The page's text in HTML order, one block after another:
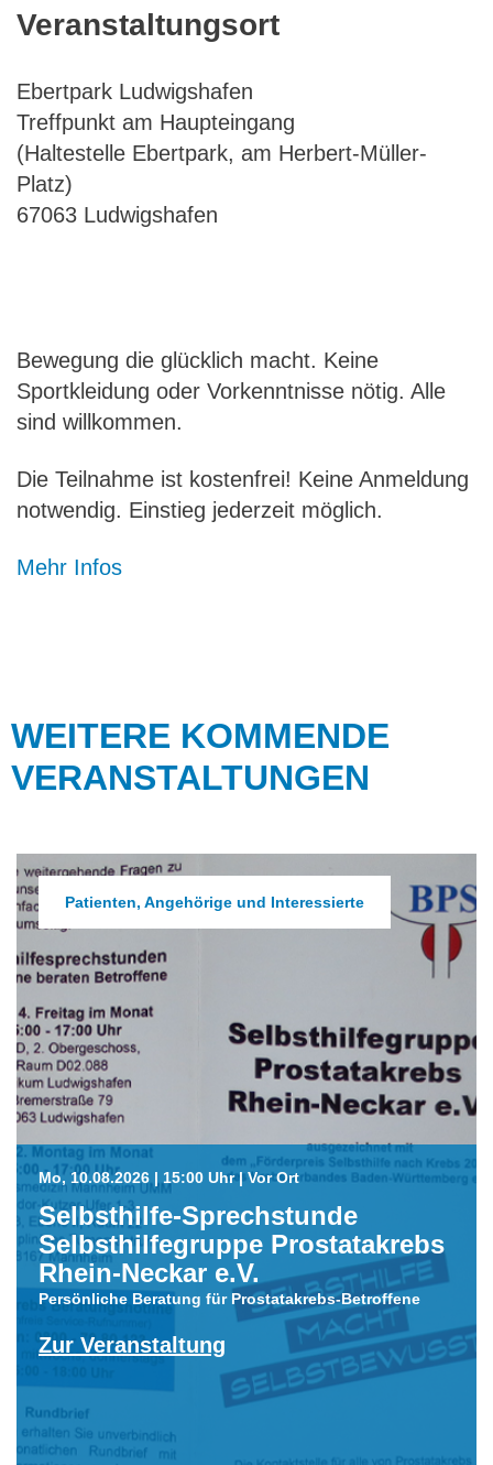
Veranstaltungsort
Ebertpark Ludwigshafen
Treffpunkt am Haupteingang
(Haltestelle Ebertpark, am Herbert-Müller-
Platz)
67063 Ludwigshafen
Bewegung die glücklich macht. Keine
Sportkleidung oder Vorkenntnisse nötig. Alle
sind willkommen.
Die Teilnahme ist kostenfrei! Keine Anmeldung
notwendig. Einstieg jederzeit möglich.
Mehr Infos
WEITERE KOMMENDE
VERANSTALTUNGEN
Patienten, Angehörige und Interessierte
Mo, 10.08.2026 | 15:00 Uhr | Vor Ort
Selbsthilfe-Sprechstunde
Selbsthilfegruppe Prostatakrebs
Rhein-Neckar e.V.
Persönliche Beratung für Prostatakrebs-Betroffene
Zur Veranstaltung